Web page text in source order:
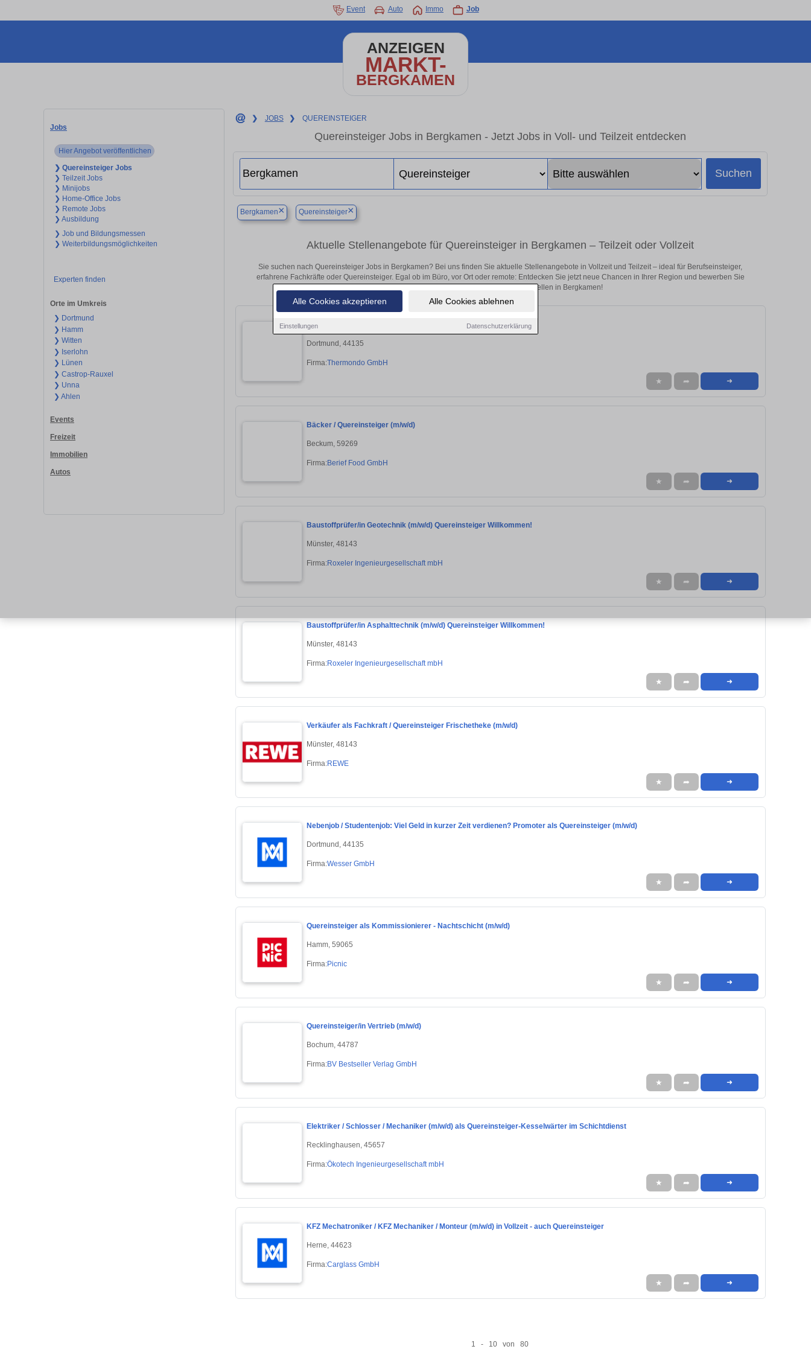
Alle Cookies akzeptieren Alle Cookies ablehnen
Einstellungen Datenschutzerklärung
Event Auto Immo Job
ANZEIGEN
MARKT-
BERGKAMEN
Jobs
Hier Angebot veröffentlichen
❯ Quereinsteiger Jobs
❯ Teilzeit Jobs
❯ Minijobs
❯ Home-Office Jobs
❯ Remote Jobs
❯ Ausbildung
❯ Job und Bildungsmessen
❯ Weiterbildungsmöglichkeiten
Experten finden
Orte im Umkreis
❯ Dortmund
❯ Hamm
❯ Witten
❯ Iserlohn
❯ Lünen
❯ Castrop-Rauxel
❯ Unna
❯ Ahlen
Events
Freizeit
Immobilien
Autos
❯ JOBS ❯ QUEREINSTEIGER
Quereinsteiger Jobs in Bergkamen - Jetzt Jobs in Voll- und Teilzeit entdecken
Suchen
Bergkamen× Quereinsteiger×
Aktuelle Stellenangebote für Quereinsteiger in Bergkamen – Teilzeit oder Vollzeit
Sie suchen nach Quereinsteiger Jobs in Bergkamen? Bei uns finden Sie aktuelle Stellenangebote in Vollzeit und Teilzeit – ideal für Berufseinsteiger,
erfahrene Fachkräfte oder Quereinsteiger. Egal ob im Büro, vor Ort oder remote: Entdecken Sie jetzt neue Chancen in Ihrer Region und bewerben Sie
sich direkt auf passende Quereinsteiger-Stellen in Bergkamen!
Quereinsteiger Installationsbereich (m/w/d) Wärmepumpen
Dortmund, 44135
Firma:Thermondo GmbH
★ ➦ ➜
Bäcker / Quereinsteiger (m/w/d)
Beckum, 59269
Firma:Berief Food GmbH
★ ➦ ➜
Baustoffprüfer/in Geotechnik (m/w/d) Quereinsteiger Willkommen!
Münster, 48143
Firma:Roxeler Ingenieurgesellschaft mbH
★ ➦ ➜
Baustoffprüfer/in Asphalttechnik (m/w/d) Quereinsteiger Willkommen!
Münster, 48143
Firma:Roxeler Ingenieurgesellschaft mbH
★ ➦ ➜
Verkäufer als Fachkraft / Quereinsteiger Frischetheke (m/w/d)
Münster, 48143
Firma:REWE
★ ➦ ➜
Nebenjob / Studentenjob: Viel Geld in kurzer Zeit verdienen? Promoter als Quereinsteiger (m/w/d)
Dortmund, 44135
Firma:Wesser GmbH
★ ➦ ➜
Quereinsteiger als Kommissionierer - Nachtschicht (m/w/d)
Hamm, 59065
Firma:Picnic
★ ➦ ➜
Quereinsteiger/in Vertrieb (m/w/d)
Bochum, 44787
Firma:BV Bestseller Verlag GmbH
★ ➦ ➜
Elektriker / Schlosser / Mechaniker (m/w/d) als Quereinsteiger-Kesselwärter im Schichtdienst
Recklinghausen, 45657
Firma:Ökotech Ingenieurgesellschaft mbH
★ ➦ ➜
KFZ Mechatroniker / KFZ Mechaniker / Monteur (m/w/d) in Vollzeit - auch Quereinsteiger
Herne, 44623
Firma:Carglass GmbH
★ ➦ ➜
1 - 10 von 80